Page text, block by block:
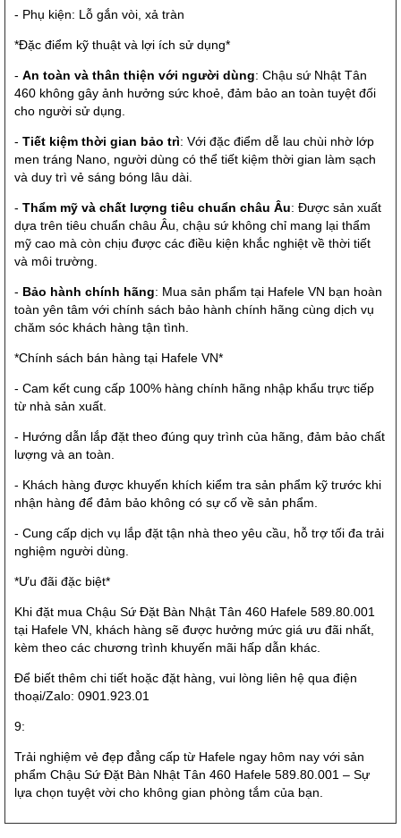
- Phụ kiện: Lỗ gắn vòi, xả tràn
*Đặc điểm kỹ thuật và lợi ích sử dụng*
- An toàn và thân thiện với người dùng: Chậu sứ Nhật Tân
460 không gây ảnh hưởng sức khoẻ, đảm bảo an toàn tuyệt đối
cho người sử dụng.
- Tiết kiệm thời gian bảo trì: Với đặc điểm dễ lau chùi nhờ lớp
men tráng Nano, người dùng có thể tiết kiệm thời gian làm sạch
và duy trì vẻ sáng bóng lâu dài.
- Thẩm mỹ và chất lượng tiêu chuẩn châu Âu: Được sản xuất
dựa trên tiêu chuẩn châu Âu, chậu sứ không chỉ mang lại thẩm
mỹ cao mà còn chịu được các điều kiện khắc nghiệt về thời tiết
và môi trường.
- Bảo hành chính hãng: Mua sản phẩm tại Hafele VN bạn hoàn
toàn yên tâm với chính sách bảo hành chính hãng cùng dịch vụ
chăm sóc khách hàng tận tình.
*Chính sách bán hàng tại Hafele VN*
- Cam kết cung cấp 100% hàng chính hãng nhập khẩu trực tiếp
từ nhà sản xuất.
- Hướng dẫn lắp đặt theo đúng quy trình của hãng, đảm bảo chất
lượng và an toàn.
- Khách hàng được khuyến khích kiểm tra sản phẩm kỹ trước khi
nhận hàng để đảm bảo không có sự cố về sản phẩm.
- Cung cấp dịch vụ lắp đặt tận nhà theo yêu cầu, hỗ trợ tối đa trải
nghiệm người dùng.
*Ưu đãi đặc biệt*
Khi đặt mua Chậu Sứ Đặt Bàn Nhật Tân 460 Hafele 589.80.001
tại Hafele VN, khách hàng sẽ được hưởng mức giá ưu đãi nhất,
kèm theo các chương trình khuyến mãi hấp dẫn khác.
Để biết thêm chi tiết hoặc đặt hàng, vui lòng liên hệ qua điện
thoại/Zalo: 0901.923.01
9:
Trải nghiệm vẻ đẹp đẳng cấp từ Hafele ngay hôm nay với sản
phẩm Chậu Sứ Đặt Bàn Nhật Tân 460 Hafele 589.80.001 – Sự
lựa chọn tuyệt vời cho không gian phòng tắm của bạn.